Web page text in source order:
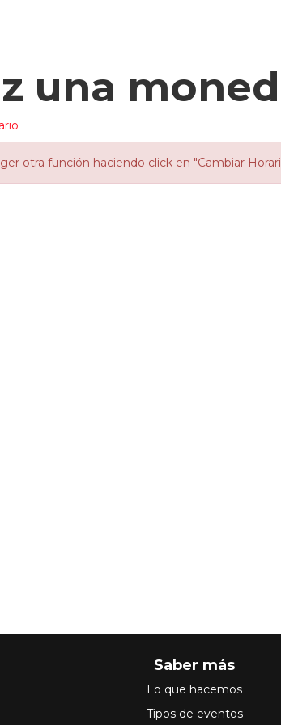
una
otra función haciendo click en "Cambiar
Saber más
Lo que hacemos
Tipos de eventos